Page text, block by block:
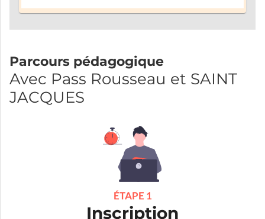
Parcours pédagogique
Avec Pass Rousseau et SAINT
JACQUES
ÉTAPE 1
Inscription